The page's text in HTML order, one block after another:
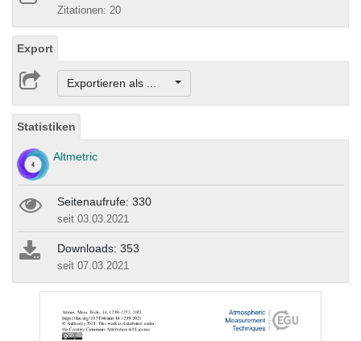
Zitationen: 20
Export
Exportieren als ...
Statistiken
Altmetric
Seitenaufrufe: 330
seit 03.03.2021
Downloads: 353
seit 07.03.2021